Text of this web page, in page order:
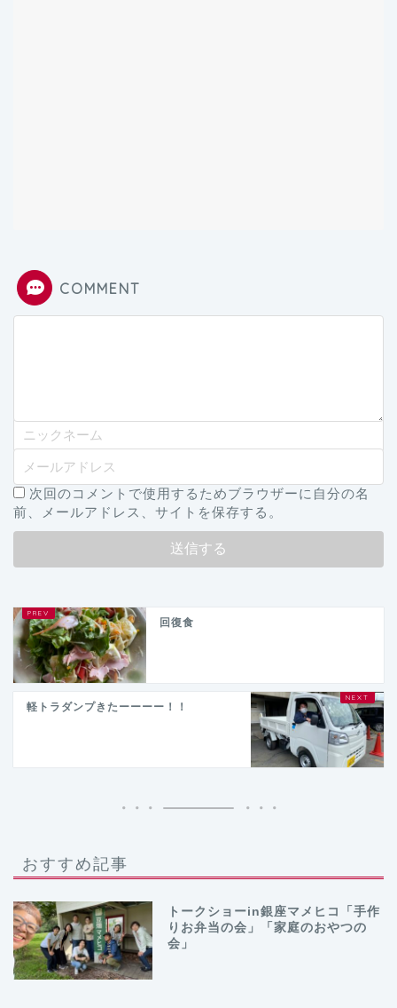
COMMENT
次回のコメントで使用するためブラウザーに自分の名
前、メールアドレス、サイトを保存する。
回復食
軽トラダンプきたーーーー！！
おすすめ記事
トークショーin銀座マメヒコ「手作
りお弁当の会」「家庭のおやつの
会」